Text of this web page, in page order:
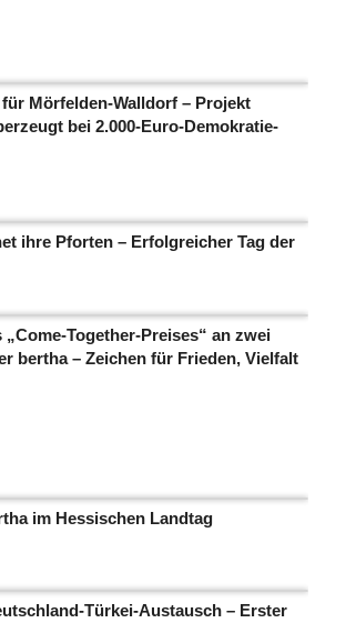
Mörfelden-Walldorf – Projekt
bei 2.000-Euro-Demokratie-
ihre Pforten – Erfolgreicher Tag der
„Come-Together-Preises“ an zwei
bertha – Zeichen für Frieden, Vielfalt
im Hessischen Landtag
Türkei-Austausch – Erster